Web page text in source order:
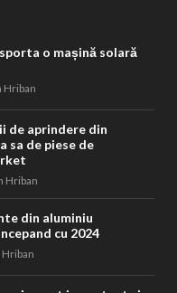
o mașină solară
Hriban
de aprindere din
sa de piese de
Hriban
din aluminiu
cu 2024